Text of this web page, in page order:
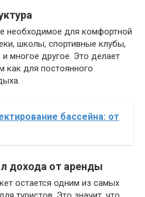
необходимое для комфортной
школы, спортивные клубы,
многое другое. Это делает
как для постоянного
бассейна: от
дохода от аренды
остается одним из самых